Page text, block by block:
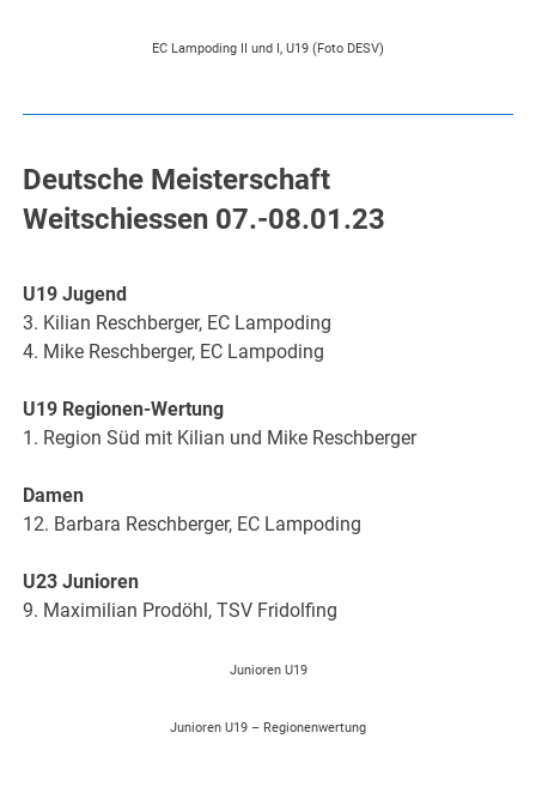
EC Lampoding II und I, U19 (Foto DESV)
Deutsche Meisterschaft
Weitschiessen 07.-08.01.23
U19 Jugend
3. Kilian Reschberger, EC Lampoding
4. Mike Reschberger, EC Lampoding
U19 Regionen-Wertung
1. Region Süd mit Kilian und Mike Reschberger
Damen
12. Barbara Reschberger, EC Lampoding
U23 Junioren
9. Maximilian Prodöhl, TSV Fridolfing
Junioren U19
Junioren U19 – Regionenwertung